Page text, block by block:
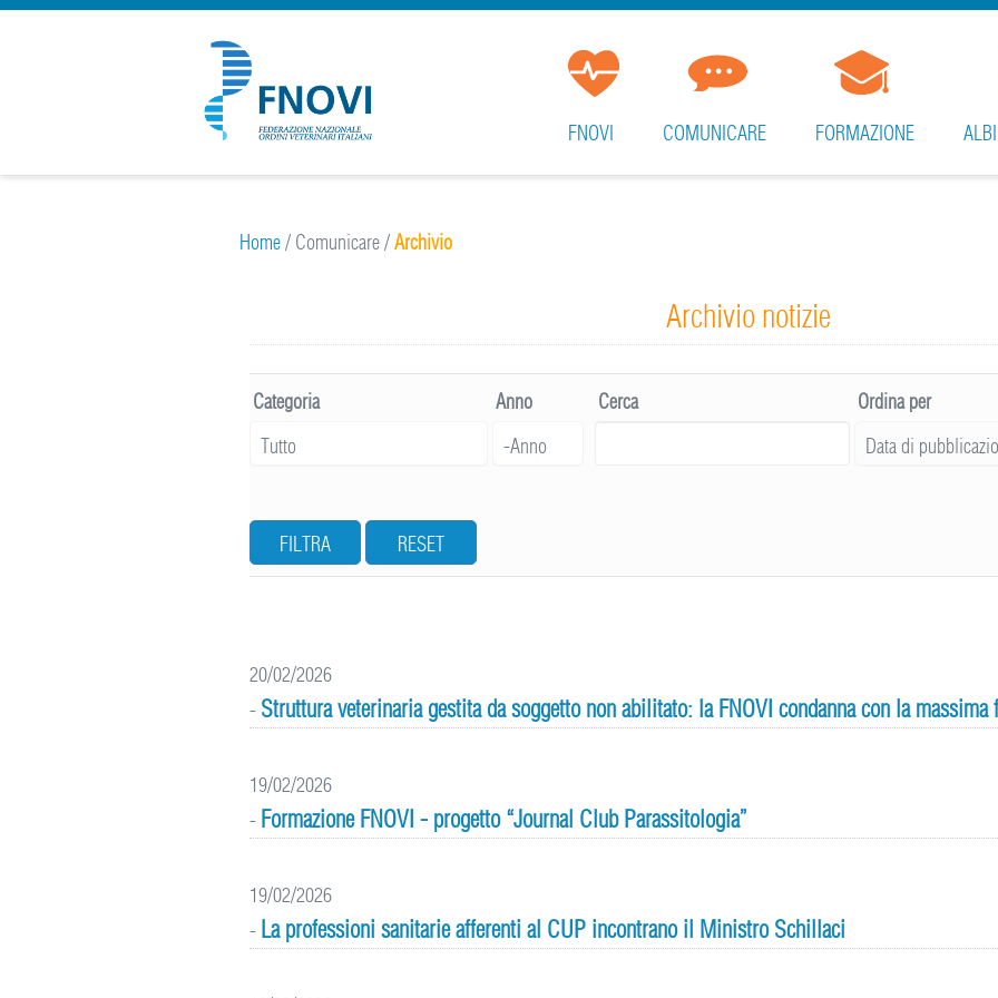
FNOVI COMUNICARE FORMAZIONE
Home/ Comunicare/Archivio
Archivio notizie
Categoria
Tutto
Anno
Anno
-Anno
Cerca
Ordina per
FILTRA RESET
20/02/2026
- Struttura veterinaria gestita da soggetto non abilitato: la FNOVI condanna con la massima
19/02/2026
- Formazione FNOVI - progetto “Journal Club Parassitologia”
19/02/2026
- La professioni sanitarie afferenti al CUP incontrano il Ministro Schillaci